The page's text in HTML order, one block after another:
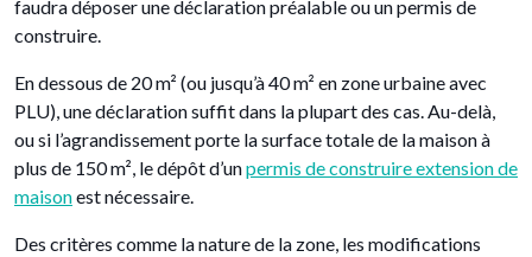
faudra déposer une déclaration préalable ou un permis de
construire.
En dessous de 20 m² (ou jusqu’à 40 m² en zone urbaine avec
PLU), une déclaration suffit dans la plupart des cas. Au-delà,
ou si l’agrandissement porte la surface totale de la maison à
plus de 150 m², le dépôt d’unpermis de construire extension de
maisonest nécessaire.
Des critères comme la nature de la zone, les modifications